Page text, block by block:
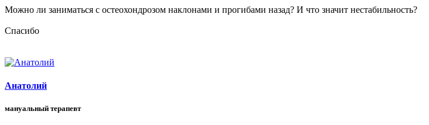
Можно ли заниматься с остеохондрозом наклонами и прогибами назад? И что значит нестабильность?
Спасибо
Анатолий
мануальный терапевт